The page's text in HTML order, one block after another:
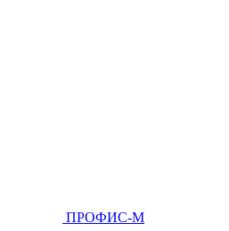
ПРОФИС-М